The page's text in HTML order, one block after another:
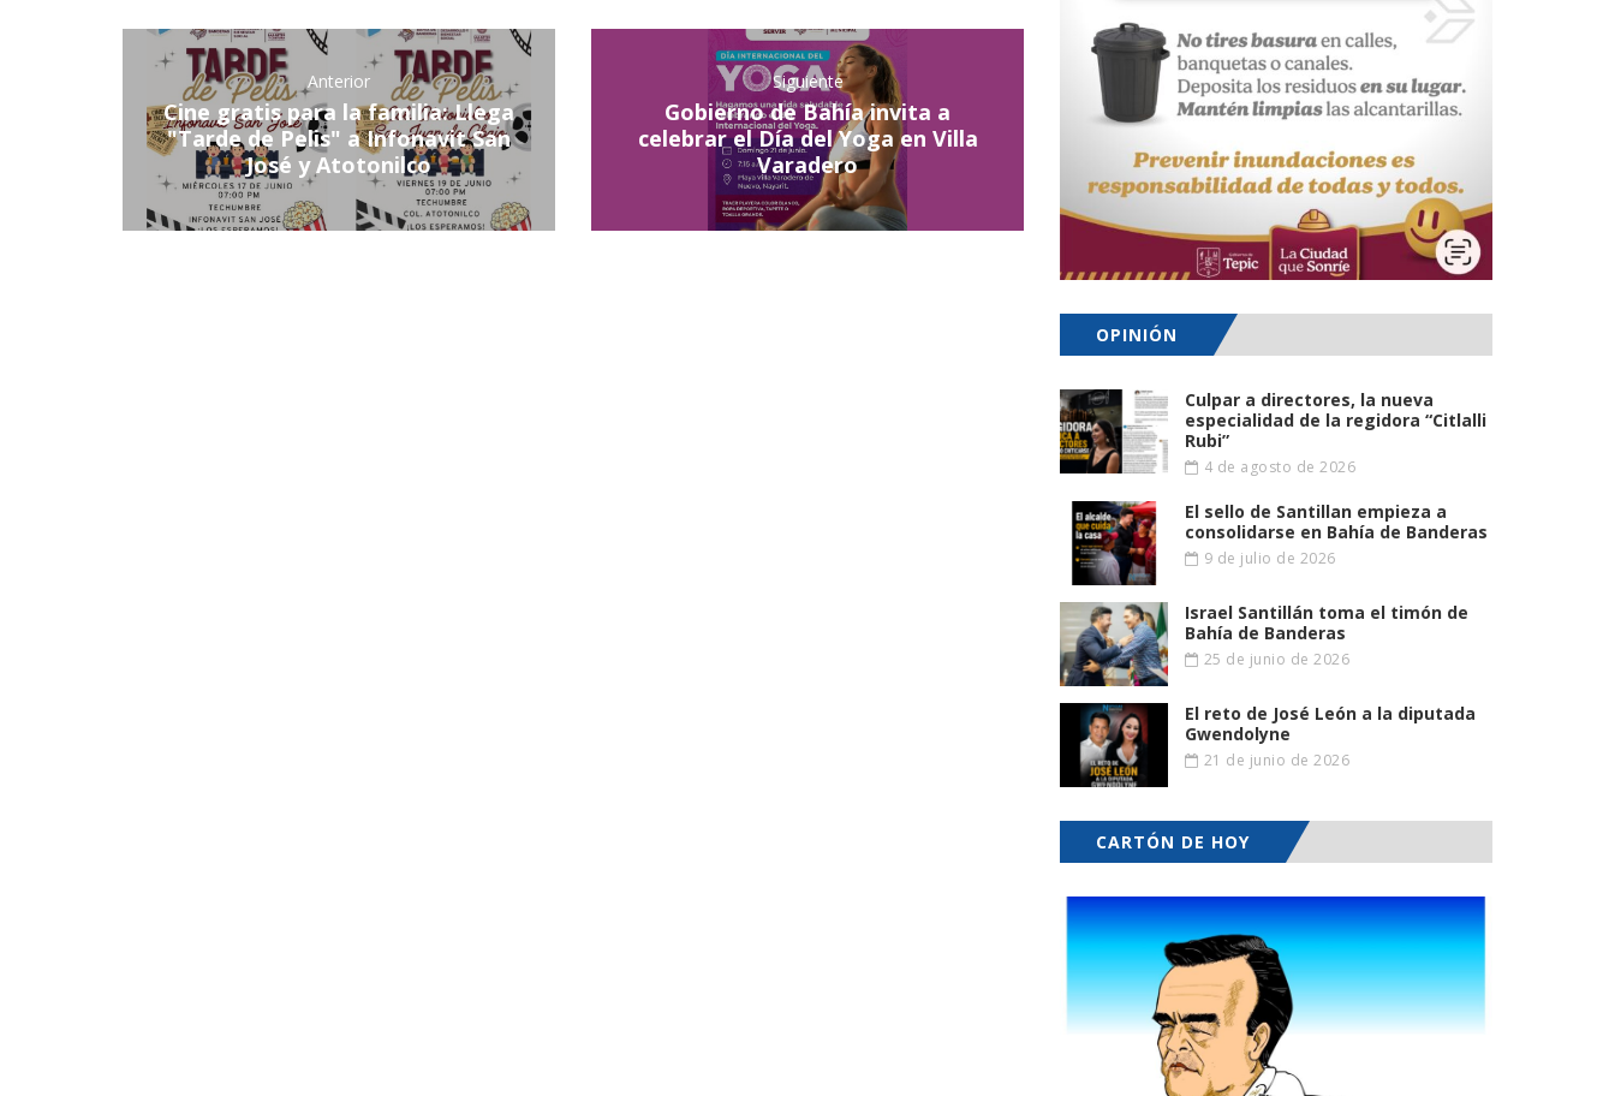
Anterior
Cine gratis para la familia: Llega
"Tarde de Pelis" a Infonavit San
José y Atotonilco
Siguiente
Gobierno de Bahía invita a
celebrar el Día del Yoga en Villa
Varadero
OPINIÓN
Culpar a directores, la nueva
especialidad de la regidora “Citlalli
Rubi”
4 de agosto de 2026
El sello de Santillan empieza a
consolidarse en Bahía de Banderas
9 de julio de 2026
Israel Santillán toma el timón de
Bahía de Banderas
25 de junio de 2026
El reto de José León a la diputada
Gwendolyne
21 de junio de 2026
CARTÓN DE HOY